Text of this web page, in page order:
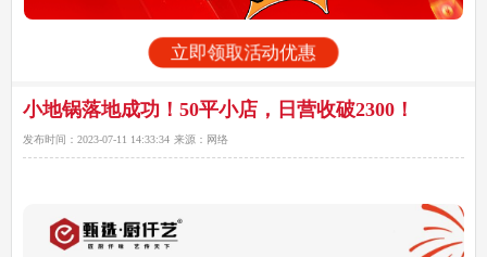
立即领取活动优惠
小地锅落地成功！50平小店，日营收破2300！
发布时间： 2023-07-11 14:33:34 来源： 网络